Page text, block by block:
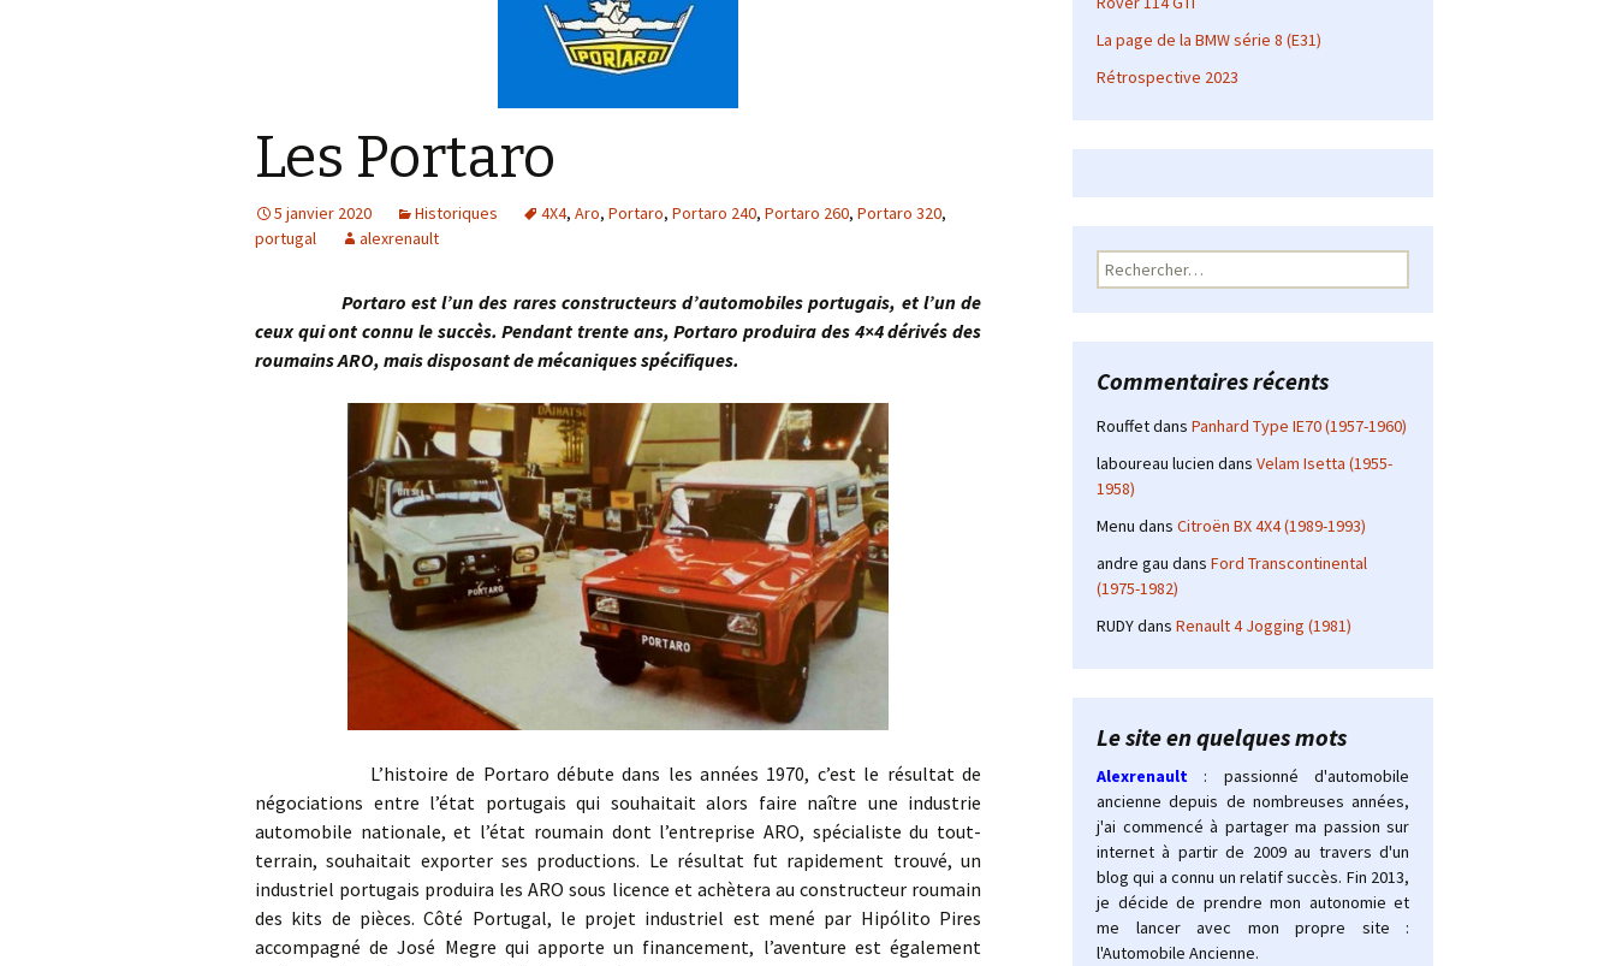
Les Portaro
5 janvier 2020 Historiques 4X4, Aro, Portaro, Portaro 240, Portaro 260, Portaro 320,
portugal
alexrenault
Portaro est l’un des rares constructeurs d’automobiles portugais, et l’un de
ceux qui ont connu le succès. Pendant trente ans, Portaro produira des 4×4 dérivés des
roumains ARO, mais disposant de mécaniques spécifiques.
L’histoire de Portaro débute dans les années 1970, c’est le résultat de
négociations entre l’état portugais qui souhaitait alors faire naître une industrie
automobile nationale, et l’état roumain dont l’entreprise ARO, spécialiste du tout-
terrain, souhaitait exporter ses productions. Le résultat fut rapidement trouvé, un
industriel portugais produira les ARO sous licence et achètera au constructeur roumain
des kits de pièces. Côté Portugal, le projet industriel est mené par Hipólito Pires
accompagné de José Megre qui apporte un financement, l’aventure est également
La page de la BMW série 8 (E31)
Rétrospective 2023
Rechercher :
Commentaires récents
Rouffetdans Panhard Type IE70 (1957-1960)
laboureau lucien dans Velam Isetta (1955-
1958)
Menu dans Citroën BX 4X4 (1989-1993)
andre gau dans Ford Transcontinental
(1975-1982)
RUDYdans Renault 4 Jogging (1981)
Le site en quelques mots
Alexrenault
: passionné d'automobile
ancienne depuis de nombreuses années,
j'ai commencé à partager ma passion sur
internet à partir de 2009 au travers d'un
blog qui a connu un relatif succès. Fin 2013,
je décide de prendre mon autonomie et
me lancer avec mon propre site :
l'Automobile Ancienne.